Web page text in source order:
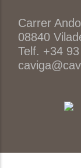
Carrer
08840
Telf. +34